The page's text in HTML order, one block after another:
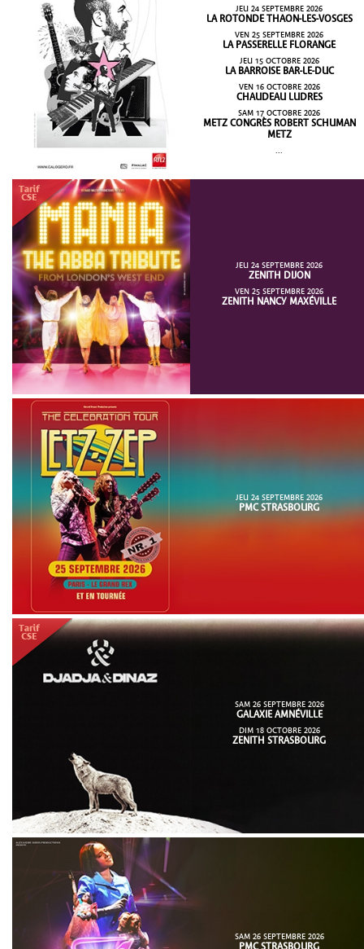
JEU 24 SEPTEMBRE 2026
LA ROTONDE THAON-LES-VOSGES
VEN 25 SEPTEMBRE 2026
LA PASSERELLE FLORANGE
JEU 15 OCTOBRE 2026
LA BARROISE BAR-LE-DUC
VEN 16 OCTOBRE 2026
CHAUDEAU LUDRES
SAM 17 OCTOBRE 2026
METZ CONGRÈS ROBERT SCHUMAN
METZ
...
JEU 24 SEPTEMBRE 2026
ZENITH DIJON
VEN 25 SEPTEMBRE 2026
ZENITH NANCY MAXÉVILLE
JEU 24 SEPTEMBRE 2026
PMC STRASBOURG
SAM 26 SEPTEMBRE 2026
GALAXIE AMNÉVILLE
DIM 18 OCTOBRE 2026
ZENITH STRASBOURG
SAM 26 SEPTEMBRE 2026